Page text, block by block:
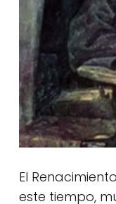
El
este tiempo,